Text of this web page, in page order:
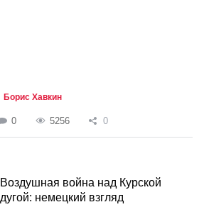
Борис Хавкин
0 5256 0
Воздушная война над Курской
дугой: немецкий взгляд